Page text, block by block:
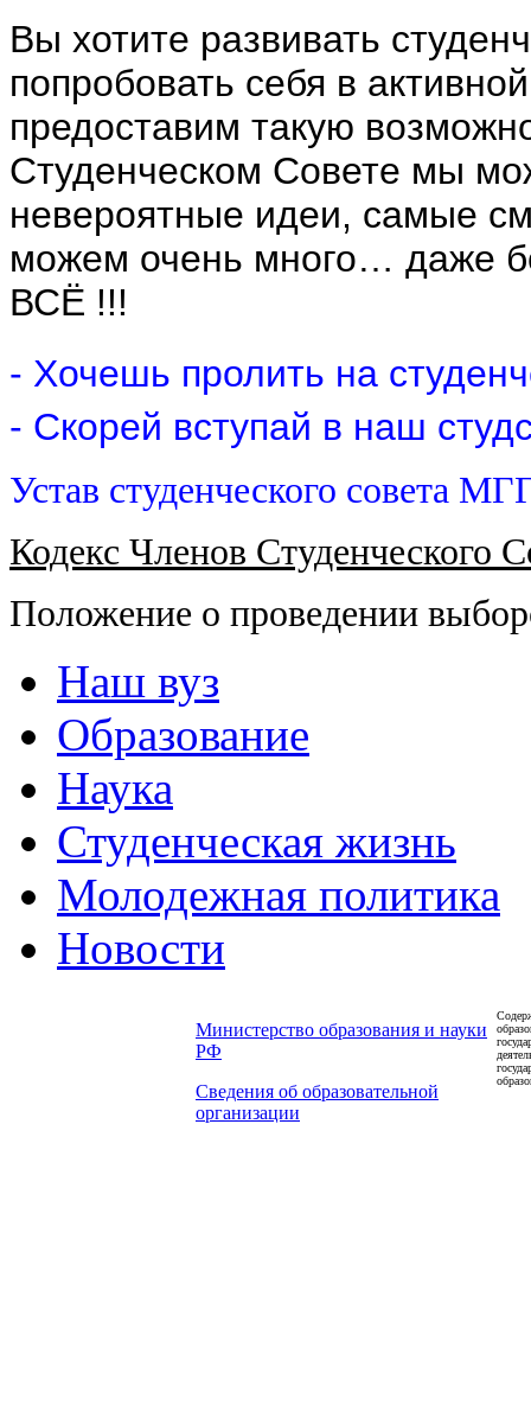
Вы хотите развивать
попробовать себя в
предоставим такую
Студенческом Совете мы
невероятные идеи, самые
можем очень много…
ВСЁ !!!
- Хочешь пролить на
- Скорей вступай в наш
Устав студенческого совета
Кодекс Членов
Положение о проведении
Наш вуз
Образование
Наука
Студенческая жизнь
Молодежная политика
Новости
Министерство образования и науки
РФ
Сведения об образовательной
организации